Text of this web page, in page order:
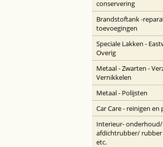
conservering
Brandstoftank -
toevoegingen
Speciale Lakken -
Overig
Metaal - Zwarten -
Vernikkelen
Metaal - Polijsten
Car Care - reinigen en
Interieur-
afdichtrubber/
etc.